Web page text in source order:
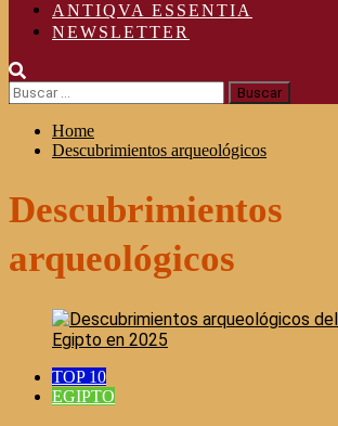
ANTIQVA ESSENTIA
NEWSLETTER
Buscar:
Home
Descubrimientos arqueológicos
Descubrimientos
arqueológicos
TOP 10
EGIPTO